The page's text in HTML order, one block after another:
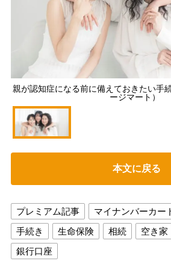
親が認知症になる前に備えておきたい手
ージマート）
本文に戻る
プレミアム記事 マイナンバーカー
手続き
生命保険 相続 空き家
銀行口座